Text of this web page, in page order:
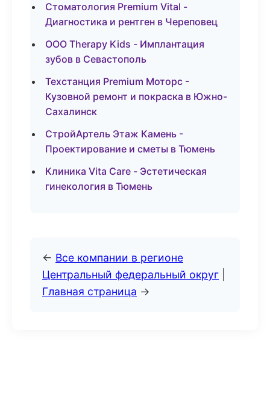
Стоматология Premium Vital -
Диагностика и рентген в Череповец
ООО Therapy Kids - Имплантация
зубов в Севастополь
Техстанция Premium Моторс -
Кузовной ремонт и покраска в Южно-
Сахалинск
СтройАртель Этаж Камень -
Проектирование и сметы в Тюмень
Клиника Vita Care - Эстетическая
гинекология в Тюмень
← Все компании в регионе
Центральный федеральный округ
Главная страница →